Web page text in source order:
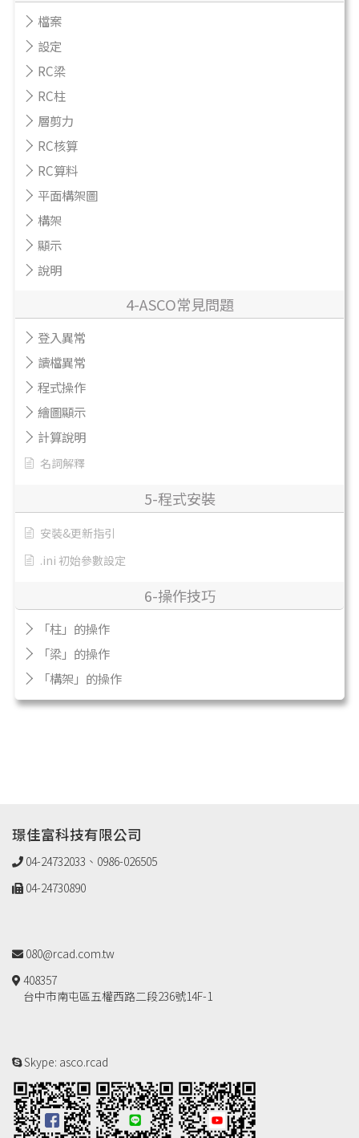
檔案
設定
RC梁
RC柱
層剪力
RC核算
RC算料
平面構架圖
構架
顯示
說明
4-ASCO常見問題
登入異常
讀檔異常
程式操作
繪圖顯示
計算說明
名詞解釋
5-程式安裝
安裝&更新指引
.ini 初始參數設定
6-操作技巧
「柱」的操作
「梁」的操作
「構架」的操作
璟佳富科技有限公司
04-24732033、0986-026505
04-24730890
080@rcad.com.tw
408357
台中市南屯區五權西路二段236號14F-1
Skype: asco.rcad